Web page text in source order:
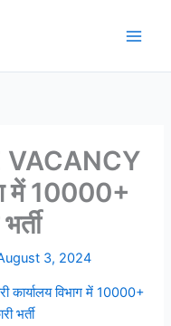
VACANCY
में 10000+
3, 2024
विभाग में 10000+
भर्ती